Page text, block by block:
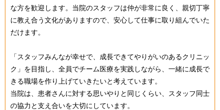
な方を歓迎します。当院のスタッフは仲が非常に良く、親切丁寧
に教え合う文化がありますので、安心して仕事に取り組んでいた
だけます。
「スタッフみんなが幸せで、成長できてやりがいのあるクリニッ
ク」を目指し、全員でチーム医療を実践しながら、一緒に成長で
きる職場を作り上げていきたいと考えています。
当院は、患者さんに対する思いやりと同じくらい、スタッフ同士
の協力と支え合いを大切にしています。